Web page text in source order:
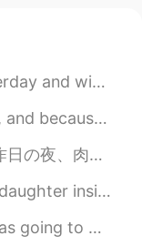
it I called an organisatio...
parents I was planning t...
でにました。 昨日は美味しかったですけど、今日もっ...
I didn't realise how t...
decided to test my lun...